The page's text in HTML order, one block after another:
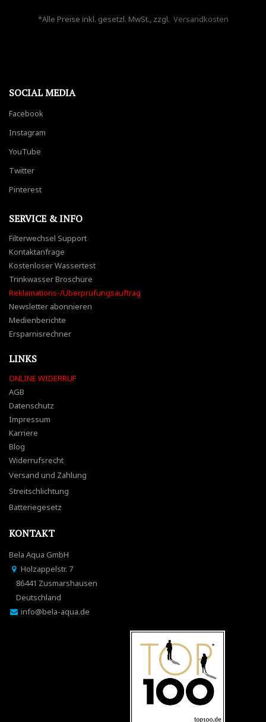
*Alle Preise inkl. gesetzl. MwSt., zzgl. Versandkosten
SOCIAL MEDIA
Facebook
Instagram
YouTube
Twitter
Pinterest
SERVICE & INFO
Filterwechsel Support
Kontaktanfrage
Kostenloser Wassertest
Trinkwasser Broschüre
Reklamations-/Überprüfungsauftrag
Newsletter abonnieren
Medienberichte
Ersparnisrechner
LINKS
ONLINE WIDERRUF
AGB
Datenschutz
Impressum
Karriere
Blog
Widerrufsrecht
Versand und Zahlung
Streitschlichtung
Batteriegesetz
KONTAKT
Bela Aqua GmbH
Holzappelstr. 7
86441 Zusmarshausen
Deutschland
info@bela-aqua.de